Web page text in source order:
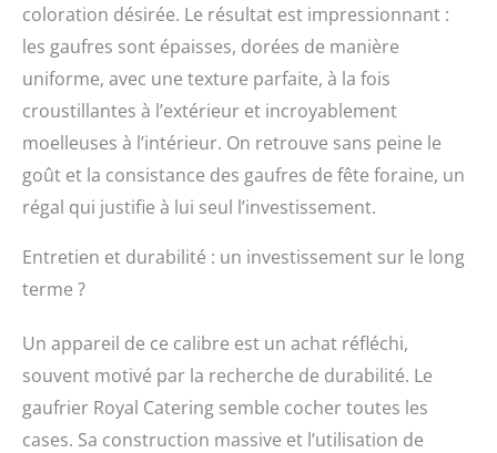
coloration désirée. Le résultat est impressionnant :
les gaufres sont épaisses, dorées de manière
uniforme, avec une texture parfaite, à la fois
croustillantes à l’extérieur et incroyablement
moelleuses à l’intérieur. On retrouve sans peine le
goût et la consistance des gaufres de fête foraine, un
régal qui justifie à lui seul l’investissement.
Entretien et durabilité : un investissement sur le long
terme ?
Un appareil de ce calibre est un achat réfléchi,
souvent motivé par la recherche de durabilité. Le
gaufrier Royal Catering semble cocher toutes les
cases. Sa construction massive et l’utilisation de